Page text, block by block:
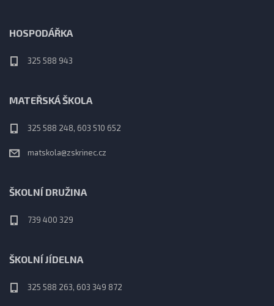
HOSPODÁŘKA
325 588 943
MATEŘSKÁ ŠKOLA
325 588 248, 603 510 652
matskola@zskrinec.cz
ŠKOLNÍ DRUŽINA
739 400 329
ŠKOLNÍ JÍDELNA
325 588 263, 603 349 872